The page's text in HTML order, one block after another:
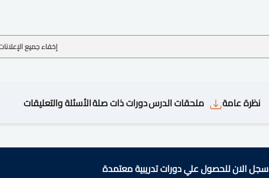
إخفاء جميع
نظرة عامة ملحقات الدرسدورات ذات صلةالأسئلة والتعليقات
سجل الان للحصول علي دورات تدريبية معتمدة